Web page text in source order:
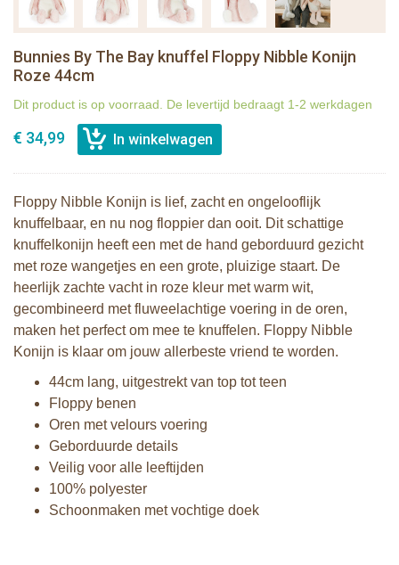
Bunnies By The Bay knuffel Floppy Nibble Konijn
Roze 44cm
Dit product is op voorraad. De levertijd bedraagt 1-2 werkdagen
€ 34,99
Floppy Nibble Konijn is lief, zacht en ongelooflijk
knuffelbaar, en nu nog floppier dan ooit. Dit schattige
knuffelkonijn heeft een met de hand geborduurd gezicht
met roze wangetjes en een grote, pluizige staart. De
heerlijk zachte vacht in roze kleur met warm wit,
gecombineerd met fluweelachtige voering in de oren,
maken het perfect om mee te knuffelen. Floppy Nibble
Konijn is klaar om jouw allerbeste vriend te worden.
44cm lang, uitgestrekt van top tot teen
Floppy benen
Oren met velours voering
Geborduurde details
Veilig voor alle leeftijden
100% polyester
Schoonmaken met vochtige doek